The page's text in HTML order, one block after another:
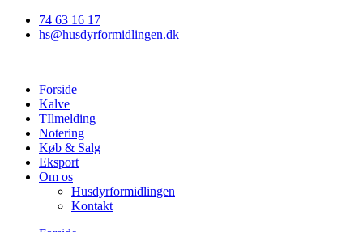
Videre 74 63 16 17
hs@husdyrformidlingen.dk
Forside
Kalve
TIlmelding
Notering
Køb & Salg
Eksport
Om os
Husdyrformidlingen
Kontakt